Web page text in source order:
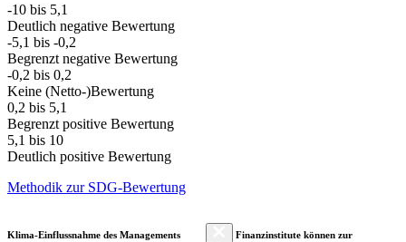
-10 bis 5,1
Deutlich negative Bewertung
-5,1 bis -0,2
Begrenzt negative Bewertung
-0,2 bis 0,2
Keine (Netto-)Bewertung
0,2 bis 5,1
Begrenzt positive Bewertung
5,1 bis 10
Deutlich positive Bewertung
Methodik zur SDG-Bewertung
Klima-Einflussnahme des Managements
Finanzinstitute können zur